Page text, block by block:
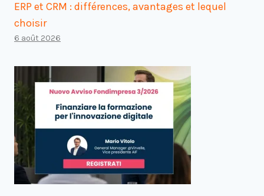
ERP et CRM : différences, avantages et lequel
choisir
6 août 2026